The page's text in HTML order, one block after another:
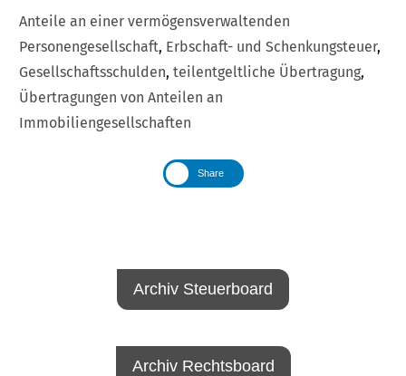
Anteile an einer vermögensverwaltenden
Personengesellschaft, Erbschaft- und Schenkungsteuer,
Gesellschaftsschulden, teilentgeltliche Übertragung,
Übertragungen von Anteilen an
Immobiliengesellschaften
Share
Archiv Steuerboard
Archiv Rechtsboard